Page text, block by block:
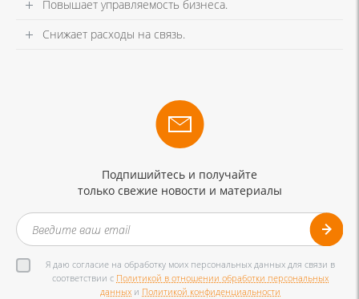
Повышает управляемость бизнеса.
Снижает расходы на связь.
Подпишийтесь и получайте
только свежие новости и материалы
Я даю согласие на обработку моих персональных данных для связи в
соответствии с Политикой в отношении обработки персональных
данных и Политикой конфиденциальности